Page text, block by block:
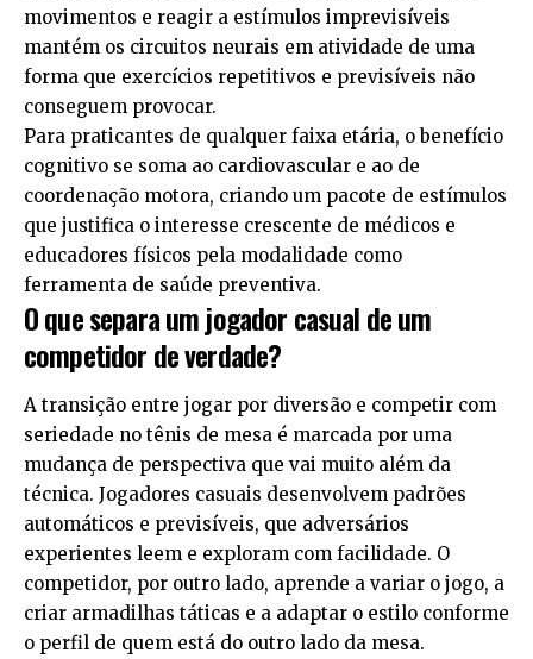
movimentos e reagir a estímulos imprevisíveis
mantém os circuitos neurais em atividade de uma
forma que exercícios repetitivos e previsíveis não
conseguem provocar.
Para praticantes de qualquer faixa etária, o benefício
cognitivo se soma ao cardiovascular e ao de
coordenação motora, criando um pacote de estímulos
que justifica o interesse crescente de médicos e
educadores físicos pela modalidade como
ferramenta de saúde preventiva.
O que separa um jogador casual de um
competidor de verdade?
A transição entre jogar por diversão e competir com
seriedade no tênis de mesa é marcada por uma
mudança de perspectiva que vai muito além da
técnica. Jogadores casuais desenvolvem padrões
automáticos e previsíveis, que adversários
experientes leem e exploram com facilidade. O
competidor, por outro lado, aprende a variar o jogo, a
criar armadilhas táticas e a adaptar o estilo conforme
o perfil de quem está do outro lado da mesa.